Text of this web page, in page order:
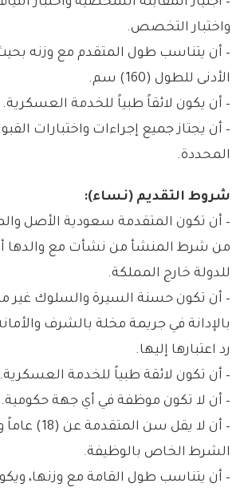
واختبار التخصص.
– أن يتناسب طول المتقدم مع وزنه
الأدنى للطول (160) سم.
– أن يكون لائقاً طبياً للخدمة العسكرية.
– أن يجتاز جميع إجراءات واختبارات
المحددة.
شروط التقديم (نساء):
– أن تكون المتقدمة سعودية الأصل
من شرط المنشأ من نشأت مع والدها
للدولة خارج المملكة.
– أن تكون حسنة السيرة والسلوك غير
بالإدانة في جريمة مخلة بالشرف
رد اعتبارها إليها.
– أن تكون لائقة طبياً للخدمة العسكرية.
– أن لا تكون موظفة في أي جهة حكومية.
– أن لا يقل سن
الشرط الخاص بالوظيفة.
– أن يتناسب طول القامة مع وزنها،